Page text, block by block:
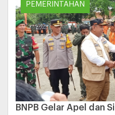
PEMERINTAHAN
BNPB Gelar Apel dan